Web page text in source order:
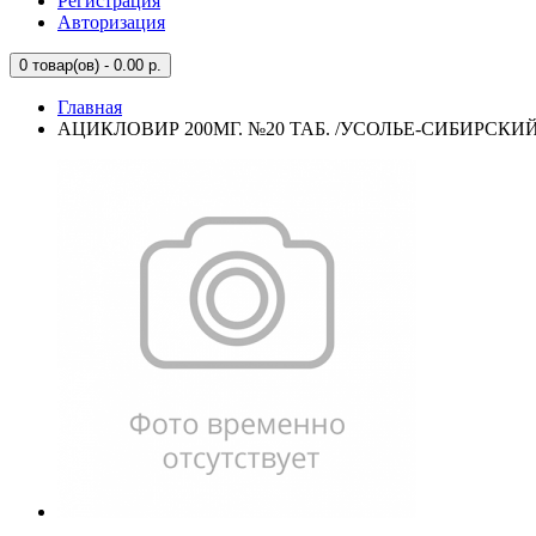
Авторизация
0 товар(ов) - 0.00 р.
Главная
АЦИКЛОВИР 200МГ. №20 ТАБ. /УСОЛЬЕ-